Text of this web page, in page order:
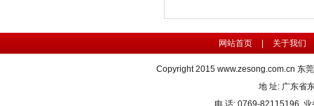
网站首页 关于我们
Copyright 2015 www.zesong.com.cn 东
地 址: 广东省
电 话: 0769-82115196